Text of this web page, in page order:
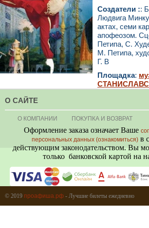
Создатели ::
Людвига
актах, семи
апофеозом.
Петипа, С.
М. Петипа,
Г. В
Площадка:
О САЙТЕ
О КОМПАНИИ ПОКУПКА И ВОЗВРАТ
Оформление заказа означает Ваше
персональных данных (ознакомиться) в
действующим законодательством. Вы
только банковской картой на
© 2019 проафиша.рф - Лучшие билеты ежедневно